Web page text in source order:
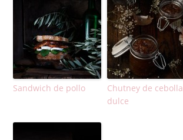
Sandwich de pollo
Chutney de cebolla
dulce